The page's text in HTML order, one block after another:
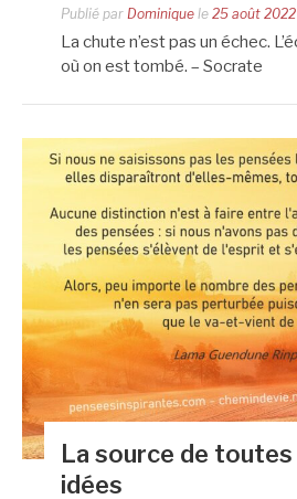
Publié par Dominique le 25 août 2022
La chute n’est pas un échec.
où on est tombé. – Socrate
La source de
idées